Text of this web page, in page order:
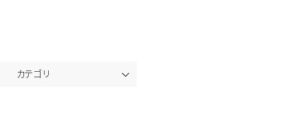
カテゴリ